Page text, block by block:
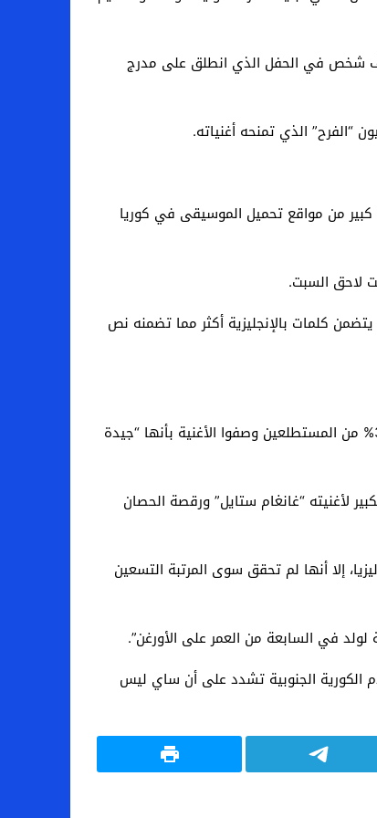
التوتر التي تسود شبه الجزيرة الكورية بسبب تهديدات كوريا الشمالية بقصف جارتها الجنوبية، شارك حوالي 50 ألف شخص في الحفل الذي انطلق على مدرج
“الفرح” الذي تمنحه أغنياته.
الأولى في المبيعات على عدد كبير من مواقع تحميل الموسيقى في كوريا
لاحق السبت.
كلمات بالإنجليزية أكثر مما تضمنه نص
وأظهر استطلاع للرأي أجري الجمعة على 2000 شخص على موقع “دوم.نت”، أحد أبرز مواقع المعلومات في كوريا الجنوبية، أن 38.9% من المستطلعين وصفوا الأغنية بأنها “جيدة
لأغنيته “غانغام ستايل” ورقصة الحصان
إلا أنها لم تحقق سوى المرتبة التسعين
الكورية الجنوبية تشدد على أن ساي ليس